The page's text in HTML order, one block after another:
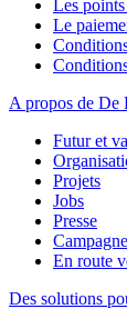
Les
Le
A propos de De
Futur et
Projets
Jobs
Presse
En route
Des solutions